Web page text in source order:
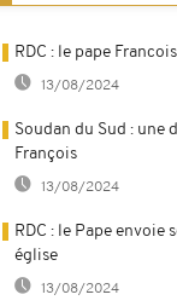
RDC : le pape
13/08/2024
Soudan du Sud : une
François
13/08/2024
RDC : le Pape
église
13/08/2024